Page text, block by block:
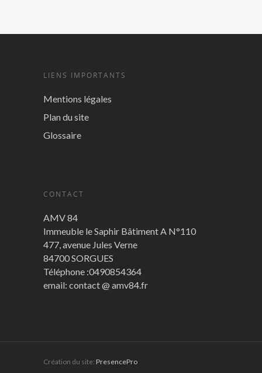
LIENS IMPORTANTS
Mentions légales
Plan du site
Glossaire
CONTACT
AMV 84
Immeuble le Saphir Bâtiment A N°110
477, avenue Jules Verne
84700 SORGUES
Téléphone :0490854364
email: contact @ amv84.fr
Création du site: PresencePro